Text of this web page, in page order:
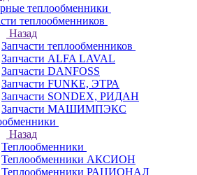
теплообменники
теплообменников
Назад
Запчасти теплообменников
Запчасти ALFA LAVAL
Запчасти DANFOSS
Запчасти FUNKE, ЭТРА
Запчасти SONDEX, РИДАН
Запчасти МАШИМПЭКС
Назад
Теплообменники
Теплообменники АКСИОН
Теплообменники РАЦИОНАЛ